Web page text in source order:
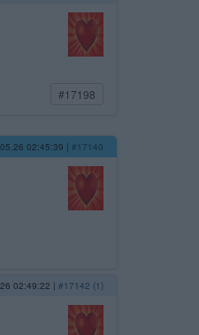
#17198
02:45:39 | #17140
02:49:22 | #17142 (1)